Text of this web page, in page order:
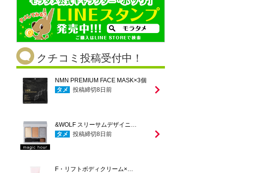
クチコミ投稿受付中！
NMN PREMIUM FACE MASK×3個
タメ
投稿締切8日前
&WOLF スリーサムデザイニ…
タメ
投稿締切8日前
F・リフトボディクリーム×…